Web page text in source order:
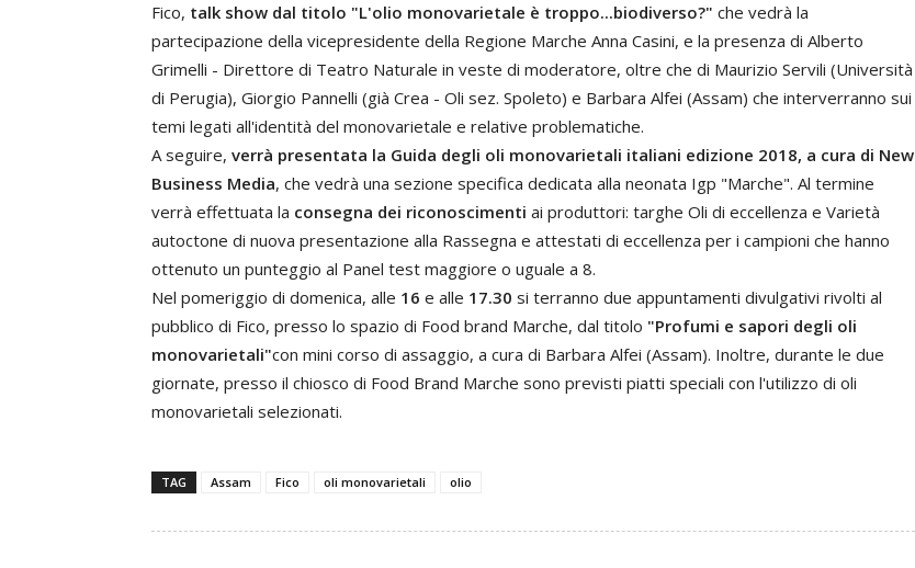
Fico, talk show dal titolo "L'olio monovarietale è troppo...biodiverso?" che vedrà la
partecipazione della vicepresidente della Regione Marche Anna Casini, e la presenza di Alberto
Grimelli - Direttore di Teatro Naturale in veste di moderatore, oltre che di Maurizio Servili (Università
di Perugia), Giorgio Pannelli (già Crea - Oli sez. Spoleto) e Barbara Alfei (Assam) che interverranno sui
temi legati all'identità del monovarietale e relative problematiche.
A seguire, verrà presentata la Guida degli oli monovarietali italiani edizione 2018, a cura di New
Business Media, che vedrà una sezione specifica dedicata alla neonata Igp "Marche". Al termine
verrà effettuata la consegna dei riconoscimenti ai produttori: targhe Oli di eccellenza e Varietà
autoctone di nuova presentazione alla Rassegna e attestati di eccellenza per i campioni che hanno
ottenuto un punteggio al Panel test maggiore o uguale a 8.
Nel pomeriggio di domenica, alle 16 e alle 17.30 si terranno due appuntamenti divulgativi rivolti al
pubblico di Fico, presso lo spazio di Food brand Marche, dal titolo "Profumi e sapori degli oli
monovarietali"con mini corso di assaggio, a cura di Barbara Alfei (Assam). Inoltre, durante le due
giornate, presso il chiosco di Food Brand Marche sono previsti piatti speciali con l'utilizzo di oli
monovarietali selezionati.
TAG Assam Fico oli monovarietali olio